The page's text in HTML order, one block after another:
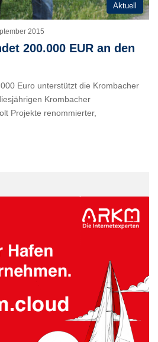
Aktuell
2015
200.000 EUR an den
Euro unterstützt die Krombacher
Krombacher
Projekte renommierter,